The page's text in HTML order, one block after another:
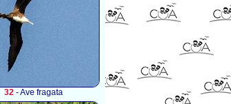
32- Ave fragata